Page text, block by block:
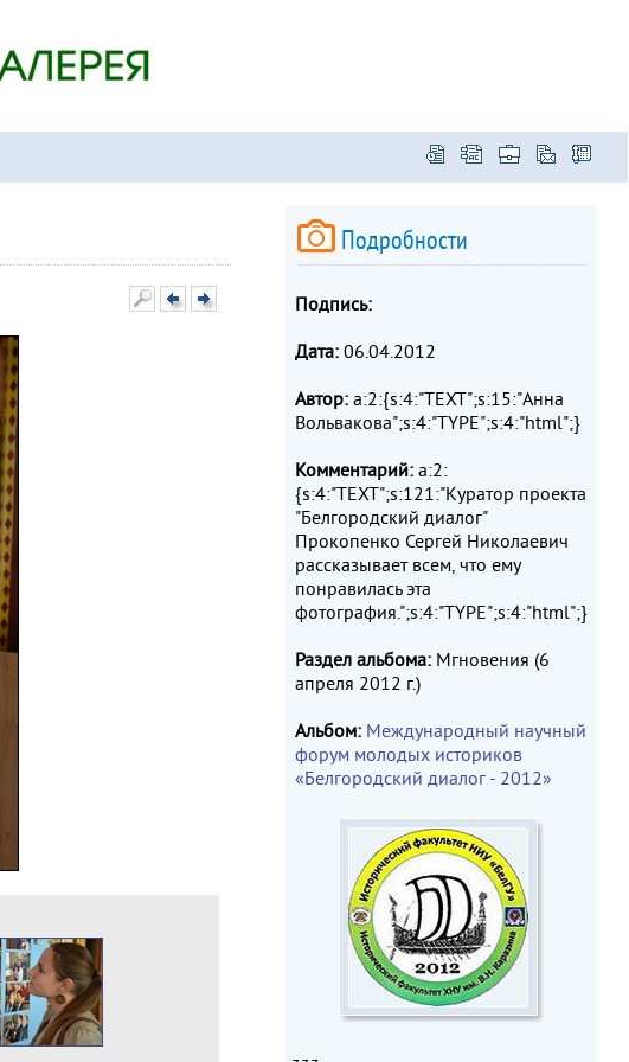
Подробности
Подпись:
Дата: 06.04.2012
Автор: a:2:{s:4:"TEXT";s:15:"Анна
Вольвакова";s:4:"TYPE";s:4:"html";}
Комментарий: a:2:
{s:4:"TEXT";s:121:"Куратор проекта
"Белгородский диалог"
Прокопенко Сергей Николаевич
рассказывает всем, что ему
понравилась эта
фотография.";s:4:"TYPE";s:4:"html";}
Раздел альбома: Мгновения (6
апреля 2012 г.)
Альбом: Международный научный
форум молодых историков
«Белгородский диалог - 2012»